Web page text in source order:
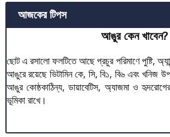
আজকের টিপস
আঙুর কেন খাবেন?
ছোট এ রসালো ফলটিতে আছে প্রচুর পরিমাণে পুষ্টি,
আঙুরে রয়েছে ভিটামিন কে, সি, বি১, বি৬ এবং খনিজ
আঙুর কোষ্ঠকাঠিন্য, ডায়াবেটিস, অ্যাজমা ও
ভূমিকা রাখে।